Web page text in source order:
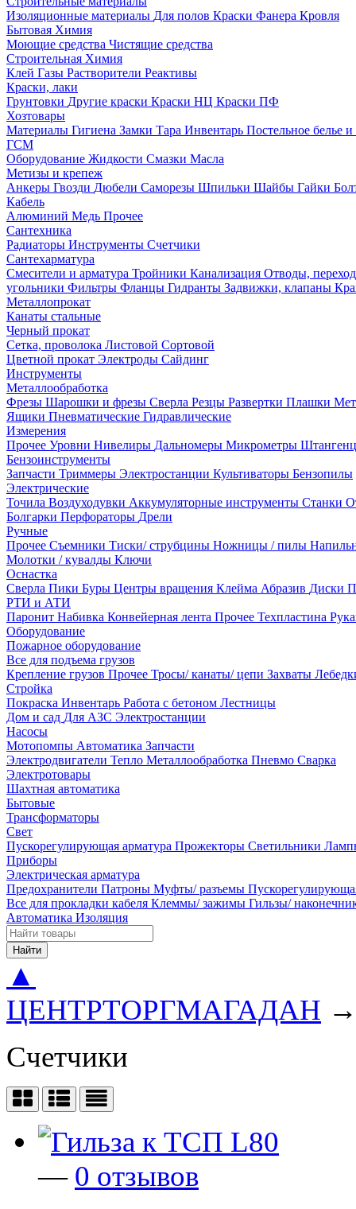
Изоляционные материалы Для полов Краски Фанера Кровля
Бытовая Химия
Моющие средства Чистящие средства
Строительная Химия
Клей Газы Растворители Реактивы
Краски, лаки
Грунтовки Другие краски Краски НЦ Краски ПФ
Хозтовары
Материалы Гигиена Замки Тара Инвентарь Постельное белье
ГСМ
Оборудование Жидкости Смазки Масла
Метизы и крепеж
Анкеры Гвозди Дюбели Саморезы Шпильки Шайбы Гайки
Кабель
Алюминий Медь Прочее
Сантехника
Радиаторы Инструменты Счетчики
Сантехарматура
Смесители и арматура Тройники Канализация Отводы,
угольники Фильтры Фланцы Гидранты Задвижки, клапаны
Металлопрокат
Канаты стальные
Черный прокат
Сетка, проволока Листовой Сортовой
Цветной прокат Электроды Сайдинг
Инструменты
Металлообработка
Фрезы Шарошки и фрезы Сверла Резцы Развертки Плашки
Ящики Пневматические Гидравлические
Измерения
Прочее Уровни Нивелиры Дальномеры Микрометры
Бензоинструменты
Запчасти Триммеры Электростанции Культиваторы Бензопилы
Электрические
Точила Воздуходувки Аккумуляторные инструменты Станки
Болгарки Перфораторы Дрели
Ручные
Прочее Съемники Тиски/ струбцины Ножницы / пилы
Молотки / кувалды Ключи
Оснастка
Сверла Пики Буры Центры вращения Клейма Абразив Диски
РТИ и АТИ
Паронит Набивка Конвейерная лента Прочее Техпластина
Оборудование
Пожарное оборудование
Все для подъема грузов
Крепление грузов Прочее Тросы/ канаты/ цепи Захваты
Стройка
Покраска Инвентарь Работа с бетоном Лестницы
Дом и сад Для АЗС Электростанции
Насосы
Мотопомпы Автоматика Запчасти
Электродвигатели Тепло Металлообработка Пневмо Сварка
Электротовары
Шахтная автоматика
Бытовые
Трансформаторы
Свет
Пускорегулирующая арматура Прожекторы Светильники
Приборы
Электрическая арматура
Предохранители Патроны Муфты/ разъемы
Все для прокладки кабеля Клеммы/ зажимы Гильзы/
Автоматика Изоляция
Найти
▲
ЦЕНТРТОРГМАГАДАН
Счетчики
— 0 отзывов